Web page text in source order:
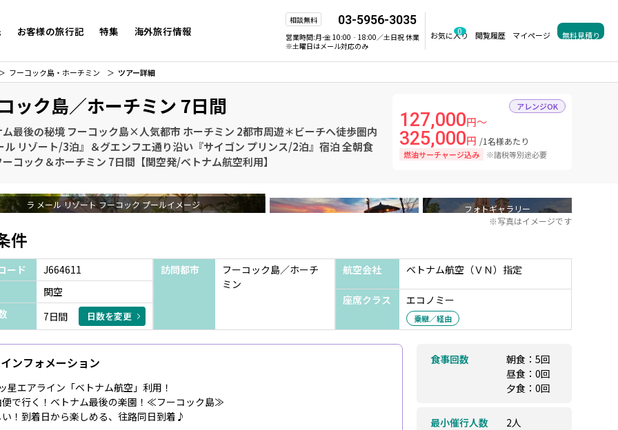
お客様の旅行記 特集 海外旅行情報
相談無料 03-5956-3035
営業時間:月-金 10:00‐18:00／土日祝 休業
※土曜日はメール対応のみ
お気に入り
0 閲覧履歴 マイページ 無料見積り
フーコック島・ホーチミン ツアー詳細
ック島／ホーチミン 7日間
最後の秘境 フーコック島×人気都市 ホーチミン 2都市周遊＊ビーチへ徒歩圏内
ル リゾート/3泊』＆グエンフエ通り沿い『サイゴン プリンス/2泊』宿泊 全朝食
コック＆ホーチミン 7日間【関空発/ベトナム航空利用】
アレンジOK
127,000円～
325,000円 /1名様あたり
燃油サーチャージ込み ※諸税等別途必要
ラ メール リゾート フーコック プールイメージ
フォトギャラリー
※写真はイメージです
件
ード
J664611
関空
7日間 日数を変更
訪問都市
フーコック島／ホーチ
ミン
航空会社 ベトナム航空（ＶＮ）指定
座席クラス エコノミー
乗継／経由
インフォメーション
星エアライン「ベトナム航空」利用！
便で行く！ベトナム最後の楽園！≪フーコック島≫
！到着日から楽しめる、往路同日到着♪
食事回数
朝食：5回
昼食：0回
夕食：0回
最小催行人数 2人